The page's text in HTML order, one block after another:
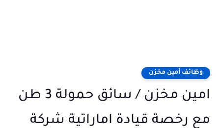
وظائف أمين مخزن
امين مخزن / سائق حمولة 3 طن
مع رخصة قيادة اماراتية شركة